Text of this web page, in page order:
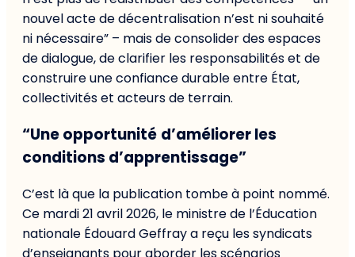
nouvel acte de décentralisation n’est ni souhaité
ni nécessaire” – mais de consolider des espaces
de dialogue, de clarifier les responsabilités et de
construire une confiance durable entre État,
collectivités et acteurs de terrain.
“Une opportunité d’améliorer les
conditions d’apprentissage”
C’est là que la publication tombe à point nommé.
Ce mardi 21 avril 2026, le ministre de l’Éducation
nationale Édouard Geffray a reçu les syndicats
d’enseignants pour aborder les scénarios